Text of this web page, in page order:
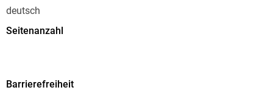
und Deutungsmuster und unterhält spannend bis zur letzten
Seite.
deutsch
Seitenanzahl
1,63 MB
Barrierefreiheit